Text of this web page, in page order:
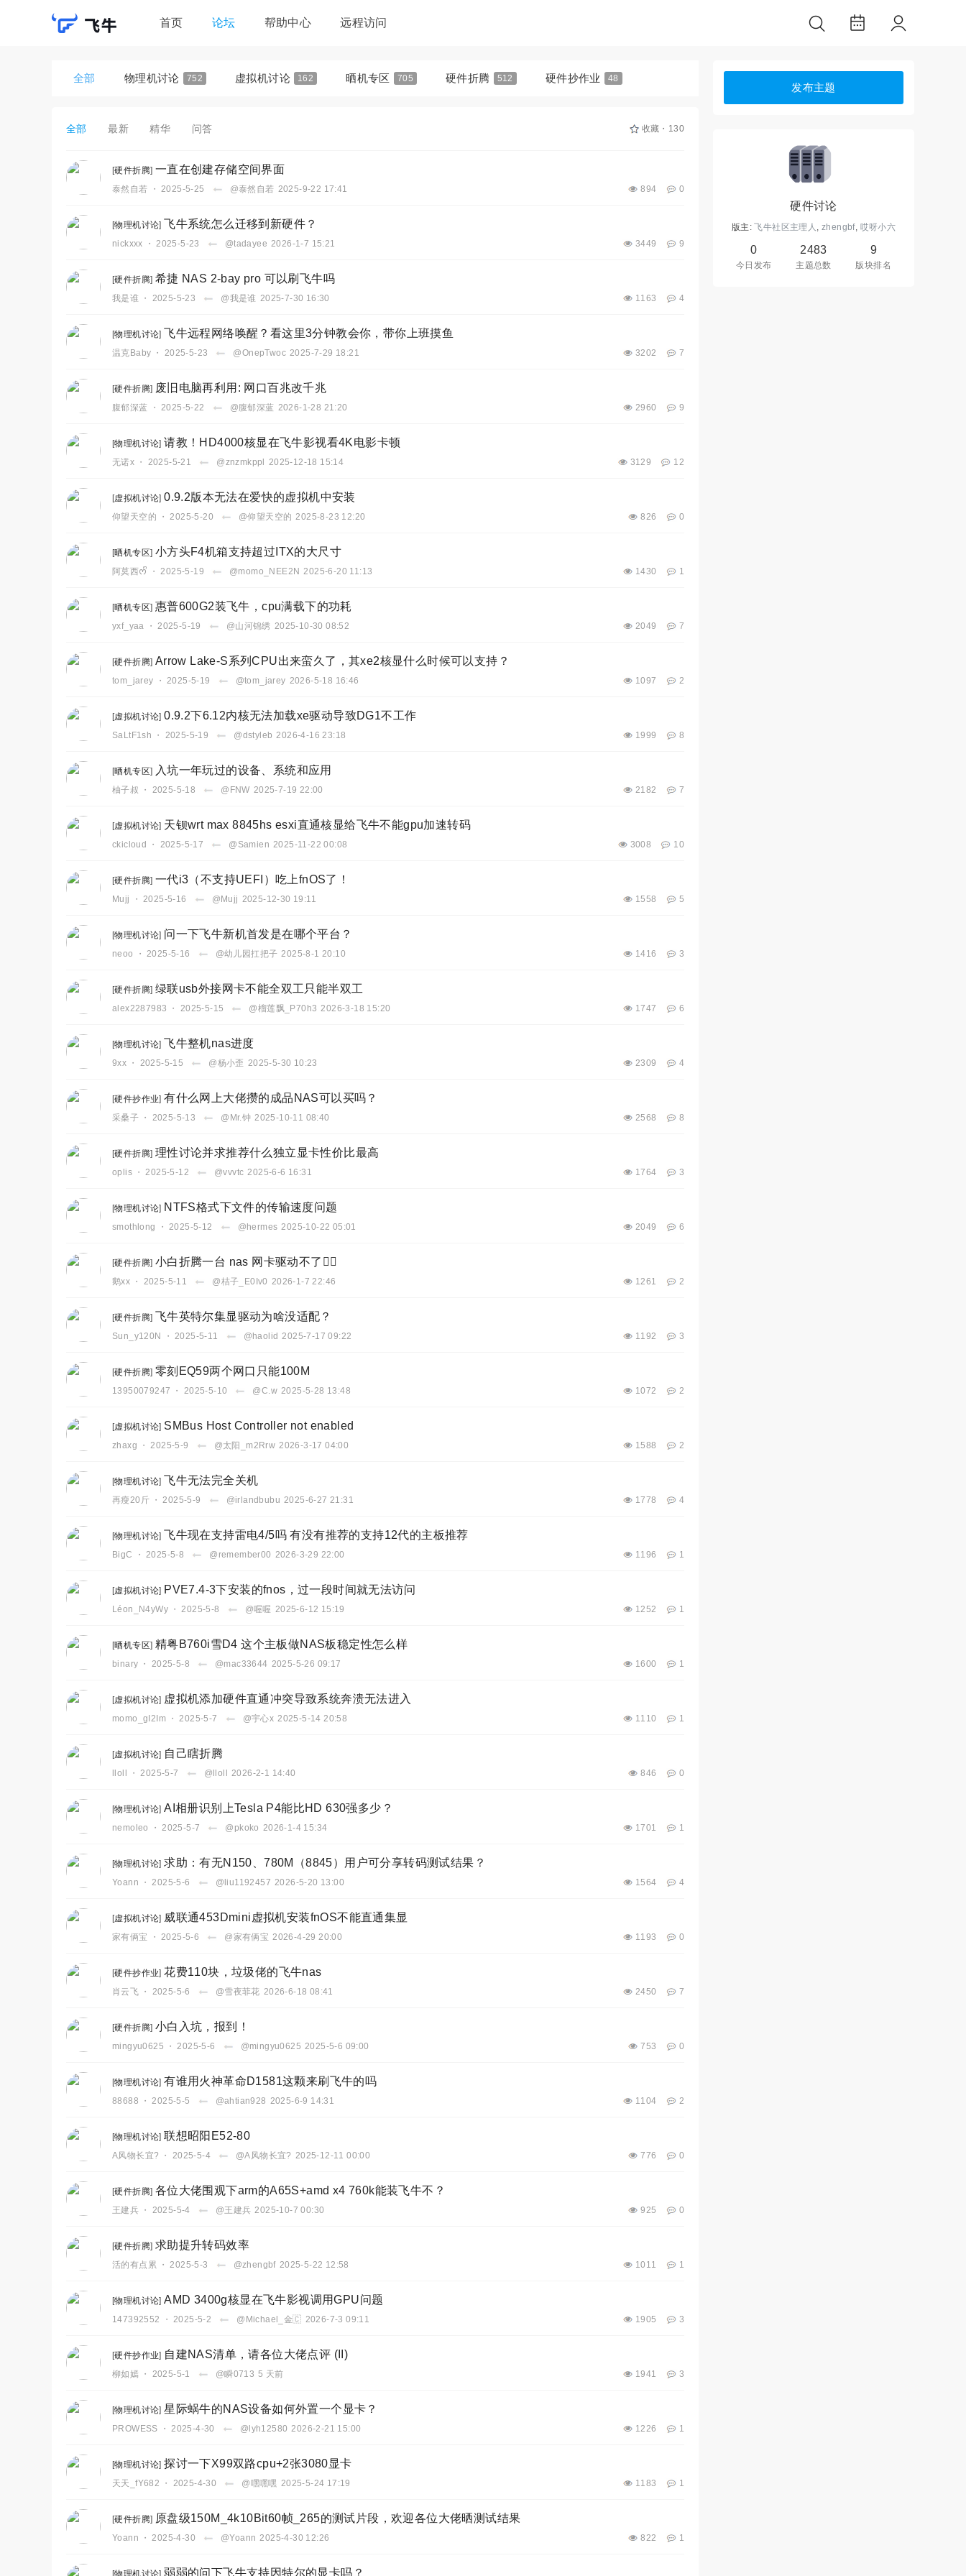
首页 论坛 帮助中心 远程访问
全部 物理机讨论 752 虚拟机讨论 162 晒机专区 705 硬件折腾 512 硬件抄作业 48
全部 最新 精华 问答 收藏 ・130
[硬件折腾] 一直在创建存储空间界面
泰然自若 ・ 2025-5-25 @泰然自若 2025-9-22 17:41 0
894
[物理机讨论] 飞牛系统怎么迁移到新硬件？
nickxxx ・ 2025-5-23 @tadayee 2026-1-7 15:21 9
3449
[硬件折腾] 希捷 NAS 2-bay pro 可以刷飞牛吗
我是谁 ・ 2025-5-23 @我是谁 2025-7-30 16:30 4
1163
[物理机讨论] 飞牛远程网络唤醒？看这里3分钟教会你，带你上班摸鱼
温克Baby ・ 2025-5-23 @OnepTwoc 2025-7-29 18:21 7
3202
[硬件折腾] 废旧电脑再利用: 网口百兆改千兆
腹郁深蓝 ・ 2025-5-22 @腹郁深蓝 2026-1-28 21:20 9
2960
[物理机讨论] 请教！HD4000核显在飞牛影视看4K电影卡顿
无诺x ・ 2025-5-21 @znzmkppl 2025-12-18 15:14 12
3129
[虚拟机讨论] 0.9.2版本无法在爱快的虚拟机中安装
仰望天空的 ・ 2025-5-20 @仰望天空的 2025-8-23 12:20 0
826
[晒机专区] 小方头F4机箱支持超过ITX的大尺寸
阿莫西ᰔᩚ ・ 2025-5-19 @momo_NEE2N 2025-6-20 11:13 1
1430
[晒机专区] 惠普600G2装飞牛，cpu满载下的功耗
yxf_yaa ・ 2025-5-19 @山河锦绣 2025-10-30 08:52 7
2049
[硬件折腾] Arrow Lake-S系列CPU出来蛮久了，其xe2核显什么时候可以支持？
tom_jarey ・ 2025-5-19 @tom_jarey 2026-5-18 16:46 2
1097
[虚拟机讨论] 0.9.2下6.12内核无法加载xe驱动导致DG1不工作
SaLtF1sh ・ 2025-5-19 @dstyleb 2026-4-16 23:18 8
1999
[晒机专区] 入坑一年玩过的设备、系统和应用
柚子叔 ・ 2025-5-18 @FNW 2025-7-19 22:00 7
2182
[虚拟机讨论] 天钡wrt max 8845hs esxi直通核显给飞牛不能gpu加速转码
ckicloud ・ 2025-5-17 @Samien 2025-11-22 00:08 10
3008
[硬件折腾] 一代i3（不支持UEFI）吃上fnOS了！
Mujj ・ 2025-5-16 @Mujj 2025-12-30 19:11 5
1558
[物理机讨论] 问一下飞牛新机首发是在哪个平台？
neoo ・ 2025-5-16 @幼儿园扛把子 2025-8-1 20:10 3
1416
[硬件折腾] 绿联usb外接网卡不能全双工只能半双工
alex2287983 ・ 2025-5-15 @榴莲飘_P70h3 2026-3-18 15:20 6
1747
[物理机讨论] 飞牛整机nas进度
9xx ・ 2025-5-15 @杨小歪 2025-5-30 10:23 4
2309
[硬件抄作业] 有什么网上大佬攒的成品NAS可以买吗？
采桑子 ・ 2025-5-13 @Mr.钟 2025-10-11 08:40 8
2568
[硬件折腾] 理性讨论并求推荐什么独立显卡性价比最高
oplis ・ 2025-5-12 @vvvtc 2025-6-6 16:31 3
1764
[物理机讨论] NTFS格式下文件的传输速度问题
smothlong ・ 2025-5-12 @hermes 2025-10-22 05:01 6
2049
[硬件折腾] 小白折腾一台 nas 网卡驱动不了🤦‍♂️
鹅xx ・ 2025-5-11 @桔子_E0Iv0 2026-1-7 22:46 2
1261
[硬件折腾] 飞牛英特尔集显驱动为啥没适配？
Sun_y120N ・ 2025-5-11 @haolid 2025-7-17 09:22 3
1192
[硬件折腾] 零刻EQ59两个网口只能100M
13950079247 ・ 2025-5-10 @C.w 2025-5-28 13:48 2
1072
[虚拟机讨论] SMBus Host Controller not enabled
zhaxg ・ 2025-5-9 @太阳_m2Rrw 2026-3-17 04:00 2
1588
[物理机讨论] 飞牛无法完全关机
再瘦20斤 ・ 2025-5-9 @irlandbubu 2025-6-27 21:31 4
1778
[物理机讨论] 飞牛现在支持雷电4/5吗 有没有推荐的支持12代的主板推荐
BigC ・ 2025-5-8 @remember00 2026-3-29 22:00 1
1196
[虚拟机讨论] PVE7.4-3下安装的fnos，过一段时间就无法访问
Léon_N4yWy ・ 2025-5-8 @喔喔 2025-6-12 15:19 1
1252
[晒机专区] 精粤B760i雪D4 这个主板做NAS板稳定性怎么样
binary ・ 2025-5-8 @mac33644 2025-5-26 09:17 1
1600
[虚拟机讨论] 虚拟机添加硬件直通冲突导致系统奔溃无法进入
momo_gI2Im ・ 2025-5-7 @宇心x 2025-5-14 20:58 1
1110
[虚拟机讨论] 自己瞎折腾
lloll ・ 2025-5-7 @lloll 2026-2-1 14:40 0
846
[物理机讨论] AI相册识别上Tesla P4能比HD 630强多少？
nemoleo ・ 2025-5-7 @pkoko 2026-1-4 15:34 1
1701
[物理机讨论] 求助：有无N150、780M（8845）用户可分享转码测试结果？
Yoann ・ 2025-5-6 @liu1192457 2026-5-20 13:00 4
1564
[虚拟机讨论] 威联通453Dmini虚拟机安装fnOS不能直通集显
家有俩宝 ・ 2025-5-6 @家有俩宝 2026-4-29 20:00 0
1193
[硬件抄作业] 花费110块，垃圾佬的飞牛nas
肖云飞 ・ 2025-5-6 @雪夜菲花 2026-6-18 08:41 7
2450
[硬件折腾] 小白入坑，报到！
mingyu0625 ・ 2025-5-6 @mingyu0625 2025-5-6 09:00 0
753
[物理机讨论] 有谁用火神革命D1581这颗来刷飞牛的吗
88688 ・ 2025-5-5 @ahtian928 2025-6-9 14:31 2
1104
[物理机讨论] 联想昭阳E52-80
A风物长宜? ・ 2025-5-4 @A风物长宜? 2025-12-11 00:00 0
776
[硬件折腾] 各位大佬围观下arm的A65S+amd x4 760k能装飞牛不？
王建兵 ・ 2025-5-4 @王建兵 2025-10-7 00:30 0
925
[硬件折腾] 求助提升转码效率
活的有点累 ・ 2025-5-3 @zhengbf 2025-5-22 12:58 1
1011
[物理机讨论] AMD 3400g核显在飞牛影视调用GPU问题
147392552 ・ 2025-5-2 @Michael_金🇨 2026-7-3 09:11 3
1905
[硬件抄作业] 自建NAS清单，请各位大佬点评 (II)
柳如嫣 ・ 2025-5-1 @瞬0713 5 天前 3
1941
[物理机讨论] 星际蜗牛的NAS设备如何外置一个显卡？
PROWESS ・ 2025-4-30 @lyh12580 2026-2-21 15:00 1
1226
[物理机讨论] 探讨一下X99双路cpu+2张3080显卡
天天_fY682 ・ 2025-4-30 @嘿嘿嘿 2025-5-24 17:19 1
1183
[硬件折腾] 原盘级150M_4k10Bit60帧_265的测试片段，欢迎各位大佬晒测试结果
Yoann ・ 2025-4-30 @Yoann 2025-4-30 12:26 1
822
[物理机讨论] 弱弱的问下飞牛支持因特尔的显卡吗？
发布主题
硬件讨论
版主:飞牛社区主理人 , zhengbf, 哎呀小六
0
今日发布
2483
主题总数
9
版块排名